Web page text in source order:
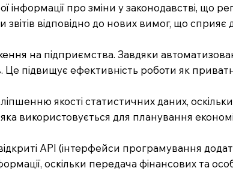
про зміни у законодавстві, що
відповідно до нових вимог, що
на підприємства. Завдяки
підвищує ефективність роботи як
якості статистичних даних,
використовується для планування
відкриті API (інтерфейси програмування
оскільки передача фінансових та